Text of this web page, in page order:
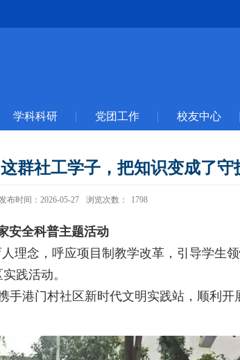
学科科研 党团工作 校友中心
群社工学子，把知识变成了守
布时间：2026-05-27 浏览次数： 1798
安全科普主题活动
理念，呼应项目制教学改革，引导学生领
践活动。
手港门村社区新时代文明实践站，顺利开